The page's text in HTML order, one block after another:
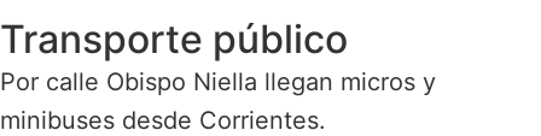
Transporte público
Por calle Obispo Niella llegan micros y
minibuses desde Corrientes.